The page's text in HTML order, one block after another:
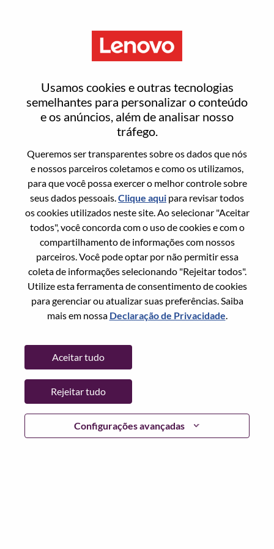
Usamos cookies e outras tecnologias
semelhantes para personalizar o conteúdo
e os anúncios, além de analisar nosso
tráfego.
Queremos ser transparentes sobre os dados que nós
e nossos parceiros coletamos e como os utilizamos,
para que você possa exercer o melhor controle sobre
seus dados pessoais.Clique aqui para revisar todos
os cookies utilizados neste site. Ao selecionar "Aceitar
todos", você concorda com o uso de cookies e com o
compartilhamento de informações com nossos
parceiros. Você pode optar por não permitir essa
coleta de informações selecionando "Rejeitar todos".
Utilize esta ferramenta de consentimento de cookies
para gerenciar ou atualizar suas preferências. Saiba
mais em nossa Declaração de Privacidade.
Configurações avançadas
Aceitar tudo
Rejeitar tudo
Redefinir senha
Tem certeza que deseja redefinir sua
Enter the email address associated with your
account, then click "Continue".
Vamos enviar por email um link para você
redefinir sua senha.
Redefinir senha com seu email
Email*
Continuar